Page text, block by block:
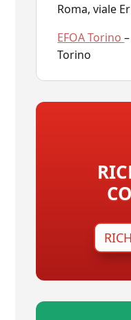
Roma, viale
EFOA Torino
Torino